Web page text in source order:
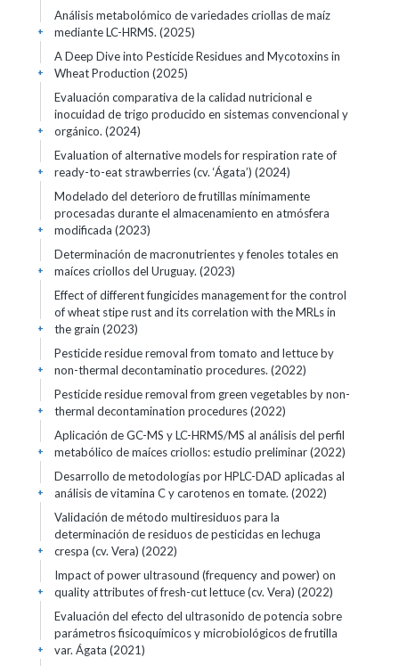
Análisis metabolómico de variedades criollas de maíz
mediante LC-HRMS. (2025)
+
A Deep Dive into Pesticide Residues and Mycotoxins in
Wheat Production (2025)
+
Evaluación comparativa de la calidad nutricional e
inocuidad de trigo producido en sistemas convencional y
orgánico. (2024)
+
Evaluation of alternative models for respiration rate of
ready-to-eat strawberries (cv. ‘Ágata’) (2024)
+
Modelado del deterioro de frutillas mínimamente
procesadas durante el almacenamiento en atmósfera
modificada (2023)
+
Determinación de macronutrientes y fenoles totales en
maíces criollos del Uruguay. (2023)
+
Effect of different fungicides management for the control
of wheat stipe rust and its correlation with the MRLs in
the grain (2023)
+
Pesticide residue removal from tomato and lettuce by
non-thermal decontaminatio procedures. (2022)
+
Pesticide residue removal from green vegetables by non-
thermal decontamination procedures (2022)
+
Aplicación de GC-MS y LC-HRMS/MS al análisis del perfil
metabólico de maíces criollos: estudio preliminar (2022)
+
Desarrollo de metodologías por HPLC-DAD aplicadas al
análisis de vitamina C y carotenos en tomate. (2022)
+
Validación de método multiresiduos para la
determinación de residuos de pesticidas en lechuga
crespa (cv. Vera) (2022)
+
Impact of power ultrasound (frequency and power) on
quality attributes of fresh-cut lettuce (cv. Vera) (2022)
+
Evaluación del efecto del ultrasonido de potencia sobre
parámetros fisicoquímicos y microbiológicos de frutilla
var. Ágata (2021)
+